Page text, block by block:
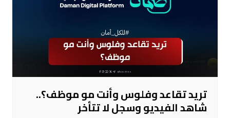
تريد تقاعد وفلوس وأنت مو موظف؟..
شاهد الفيديو وسجل لا تتأخر